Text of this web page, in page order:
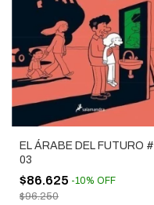
EL ÁRABE DEL FUTURO #
03
$86.625 -10% OFF
$96.250